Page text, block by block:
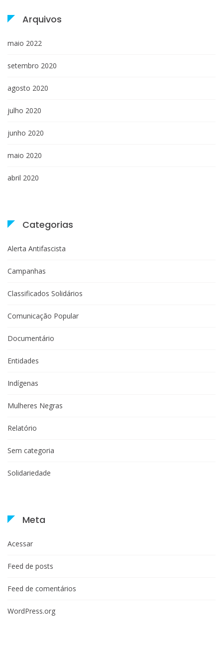
Arquivos
maio 2022
setembro 2020
agosto 2020
julho 2020
junho 2020
maio 2020
abril 2020
Categorias
Alerta Antifascista
Campanhas
Classificados Solidários
Comunicação Popular
Documentário
Entidades
Indígenas
Mulheres Negras
Relatório
Sem categoria
Solidariedade
Meta
Acessar
Feed de posts
Feed de comentários
WordPress.org